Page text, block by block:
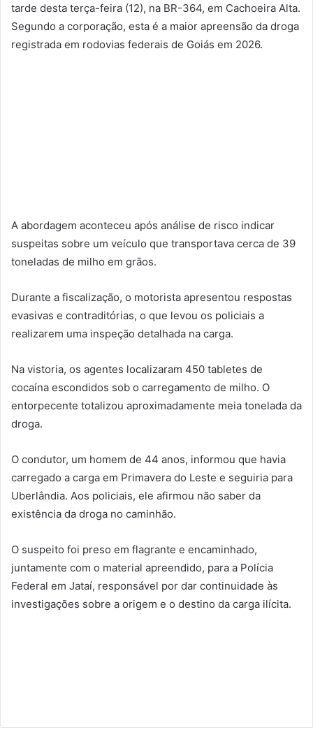
tarde desta terça-feira (12), na BR-364, em Cachoeira Alta.
Segundo a corporação, esta é a maior apreensão da droga
registrada em rodovias federais de Goiás em 2026.
A abordagem aconteceu após análise de risco indicar
suspeitas sobre um veículo que transportava cerca de 39
toneladas de milho em grãos.
Durante a fiscalização, o motorista apresentou respostas
evasivas e contraditórias, o que levou os policiais a
realizarem uma inspeção detalhada na carga.
Na vistoria, os agentes localizaram 450 tabletes de
cocaína escondidos sob o carregamento de milho. O
entorpecente totalizou aproximadamente meia tonelada da
droga.
O condutor, um homem de 44 anos, informou que havia
carregado a carga em Primavera do Leste e seguiria para
Uberlândia. Aos policiais, ele afirmou não saber da
existência da droga no caminhão.
O suspeito foi preso em flagrante e encaminhado,
juntamente com o material apreendido, para a Polícia
Federal em Jataí, responsável por dar continuidade às
investigações sobre a origem e o destino da carga ilícita.